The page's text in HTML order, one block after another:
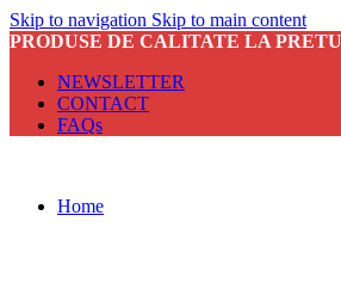
Skip to navigation Skip to main content
PRODUSE DE CALITATE LA
NEWSLETTER
CONTACT
FAQs
Home